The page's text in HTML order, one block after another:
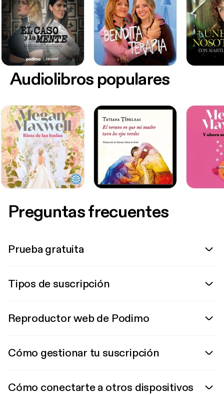
Audiolibros populares
Preguntas frecuentes
Prueba gratuita
Tipos de suscripción
Reproductor web de Podimo
Cómo gestionar tu suscripción
Cómo conectarte a otros dispositivos